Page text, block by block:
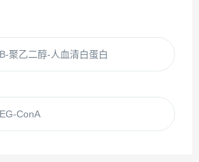
聚乙二醇-人血清白蛋白
ConA